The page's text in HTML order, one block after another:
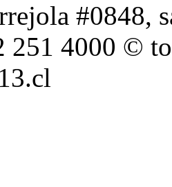
#0848,
251 4000 ©